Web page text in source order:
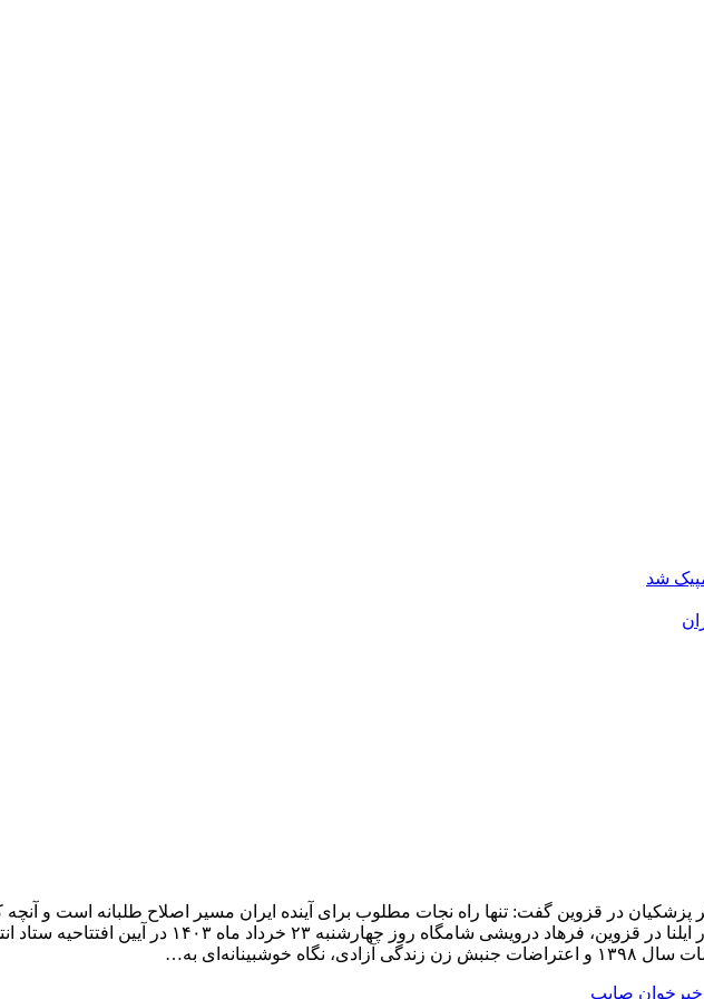
شد
پزشکیان در قزوین گفت: تنها راه نجات مطلوب برای آینده ایران مسیر اصلاح طلبانه است و
آمیز وجود دارد تنها صندوق رای است. به گزارش خبرنگار ایلنا در قزوین، فرهاد درویشی
به…
صایب